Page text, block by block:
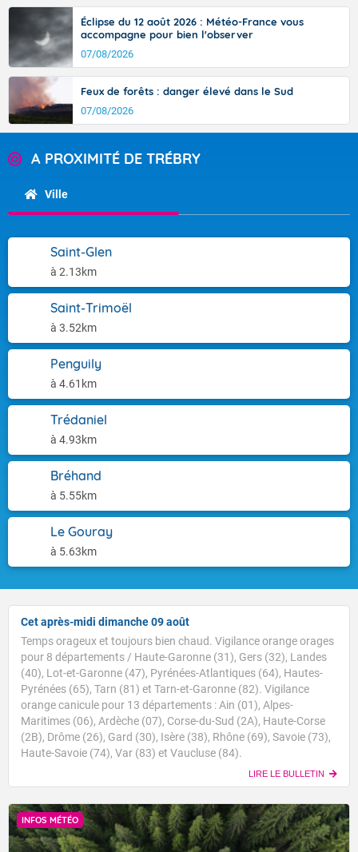
Éclipse du 12 août 2026 : Météo-France vous
accompagne pour bien l'observer
07/08/2026
Feux de forêts : danger élevé dans le Sud
07/08/2026
A PROXIMITÉ DE TRÉBRY
Ville
Saint-Glen
à 2.13km
Saint-Trimoël
à 3.52km
Penguily
à 4.61km
Trédaniel
à 4.93km
Bréhand
à 5.55km
Le Gouray
à 5.63km
Cet après-midi dimanche 09 août
Temps orageux et toujours bien chaud. Vigilance orange orages
pour 8 départements / Haute-Garonne (31), Gers (32), Landes
(40), Lot-et-Garonne (47), Pyrénées-Atlantiques (64), Hautes-
Pyrénées (65), Tarn (81) et Tarn-et-Garonne (82). Vigilance
orange canicule pour 13 départements : Ain (01), Alpes-
Maritimes (06), Ardèche (07), Corse-du-Sud (2A), Haute-Corse
(2B), Drôme (26), Gard (30), Isère (38), Rhône (69), Savoie (73),
Haute-Savoie (74), Var (83) et Vaucluse (84).
LIRE LE BULLETIN
INFOS MÉTÉO